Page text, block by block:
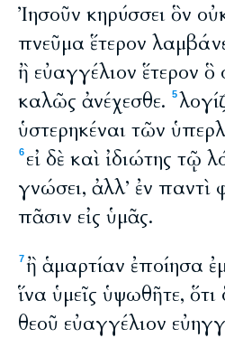
Ἰησοῦν κηρύσσει ὃν
πνεῦμα ἕτερον
ἢ εὐαγγέλιον ἕτερον ὃ
καλῶς ἀνέχεσθε.
5
ὑστερηκέναι τῶν
6 εἰ δὲ καὶ ἰδιώτης τῷ
γνώσει, ἀλλ’ ἐν παντὶ
πᾶσιν εἰς ὑμᾶς.
7ἢ ἁμαρτίαν ἐποίησα
ἵνα ὑμεῖς ὑψωθῆτε,
θεοῦ εὐαγγέλιον